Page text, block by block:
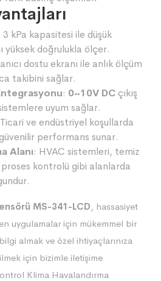
3 kPa kapasitesi ile düşük
yüksek doğrulukla ölçer.
dostu ekranı ile anlık ölçüm
takibini sağlar.
: 0~10V DC çıkış
uyum sağlar.
ve endüstriyel koşullarda
performans sunar.
Alanı: HVAC sistemleri, temiz
kontrolü gibi alanlarda
MS-341-LCD, hassasiyet
uygulamalar için mükemmel bir
almak ve özel ihtiyaçlarınıza
için bizimle iletişime
Klima Havalandırma